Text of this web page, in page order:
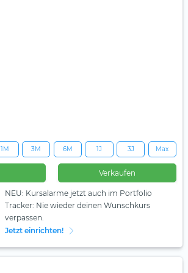
1M 3M 6M 1J 3J Max
Verkaufen
NEU: Kursalarme jetzt auch im Portfolio
Tracker: Nie wieder deinen Wunschkurs
verpassen.
Jetzt einrichten!